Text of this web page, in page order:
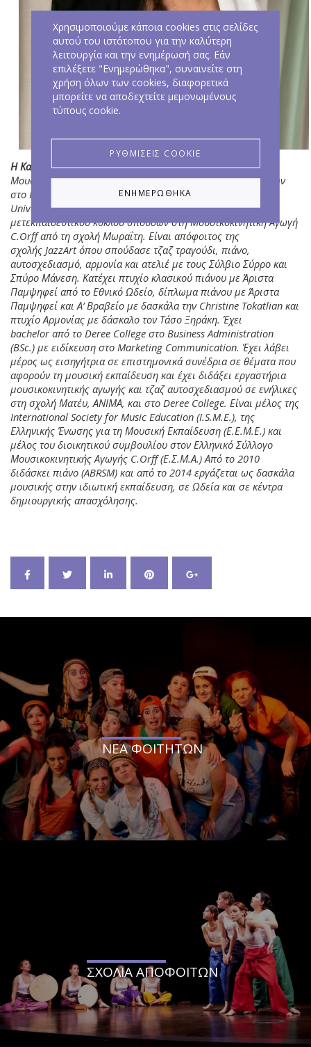
Η Κατερίνα Αδαμοπούλουκατέχει διδακτορικό δίπλωμα στη
Μουσική Παιδαγωγική (E.U.C.), μεταπτυχιακό τίτλο σπουδών
στο Music Business Management (Westminster
University,London) και είναι απόφοιτος του τριετή
μετεκπαιδευτικού κύκλου σπουδών στη Μουσικοκινητική Αγωγή
C.Orff από τη σχολή Μωραΐτη. Είναι απόφοιτος της
σχολής JazzArtόπου σπούδασε τζαζ τραγούδι, πιάνο,
αυτοσχεδιασμό, αρμονία και ατελιέ με τους Σύλβιο Σύρρο και
Σπύρο Μάνεση. Κατέχει πτυχίο κλασικού πιάνου με Άριστα
Παμψηφεί από το Εθνικό Ωδείο, δίπλωμα πιάνου με Άριστα
Παμψηφεί και Α’ Βραβείο με δασκάλα την Christine Tokatlian και
πτυχίο Αρμονίας με δάσκαλο τον Τάσο Ξηράκη. Έχει
bachelor από το Deree College στο Business Administration
(BSc.) με ειδίκευση στο Marketing Communication. Έχει λάβει
μέρος ως εισηγήτρια σε επιστημονικά συνέδρια σε θέματα που
αφορούν τη μουσική εκπαίδευση και έχει διδάξει εργαστήρια
μουσικοκινητικής αγωγής και τζαζ αυτοσχεδιασμού σε ενήλικες
στη σχολή Ματέυ, ΑΝΙΜΑ, και στο Deree College. Είναι μέλος της
International Society for Music Education (I.S.M.E.), της
Ελληνικής Ένωσης για τη Μουσική Εκπαίδευση (Ε.Ε.Μ.Ε.) και
μέλος του διοικητικού συμβουλίου στον Ελληνικό Σύλλογο
Μουσικοκινητικής Αγωγής C.Orff(Ε.Σ.Μ.Α.) Από το 2010
διδάσκει πιάνο (ABRSM) και από το 2014 εργάζεται ως δασκάλα
μουσικής στην ιδιωτική εκπαίδευση, σε Ωδεία και σε κέντρα
δημιουργικής απασχόλησης.
ΝΕΑ ΦΟΙΤΗΤΩΝ
ΣΧΟΛΙΑ ΑΠΟΦΟΙΤΩΝ
Χρησιμοποιούμε κάποια cookies στις σελίδες
αυτού του ιστότοπου για την καλύτερη
λειτουργία και την ενημέρωσή σας. Εάν
επιλέξετε "Ενημερώθηκα", συναινείτε στη
χρήση όλων των cookies, διαφορετικά
μπορείτε να αποδεχτείτε μεμονωμένους
τύπους cookie.
ΡΥΘΜΊΣΕΙΣ COOKIE
ΕΝΗΜΕΡΏΘΗΚΑ